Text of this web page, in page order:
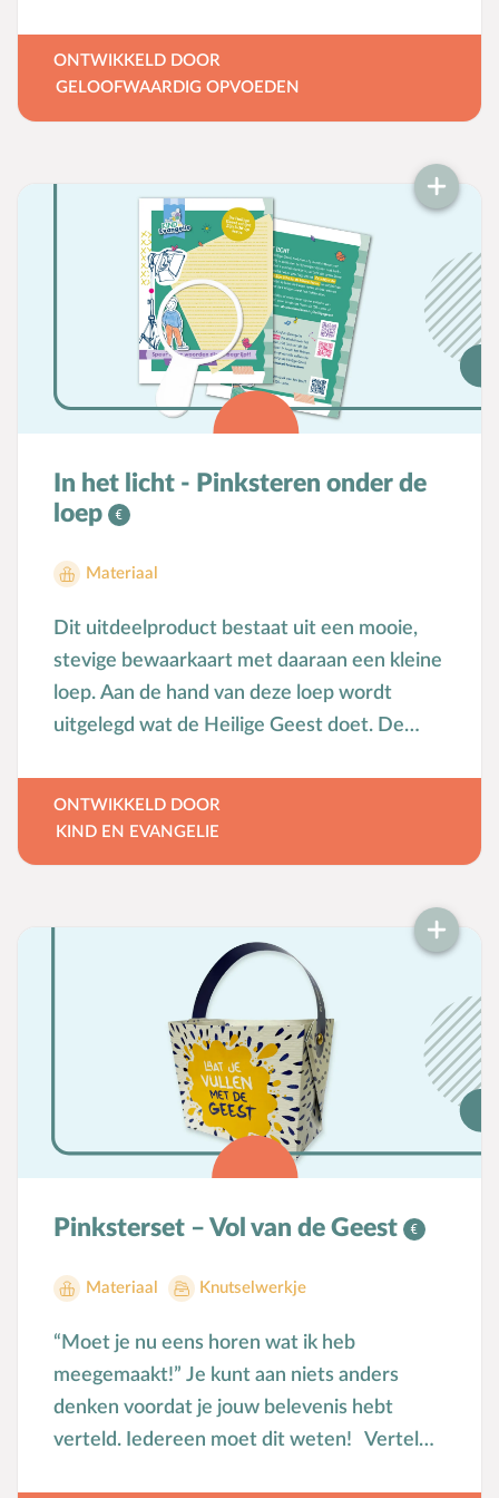
geloofsopvoeding (meer) zicht wilt hebben
volgende leeftijdsfasen: 0-1 jaar, 1-3 jaar, 4-
6 jaar, 7-10 jaar, 10-13 jaar en 14-18 jaar.
ONTWIKKELD DOOR
GELOOFWAARDIG OPVOEDEN
In het licht - Pinksteren onder de
loep
Materiaal
Dit uitdeelproduct bestaat uit een mooie,
stevige bewaarkaart met daaraan een kleine
loep. Aan de hand van deze loep wordt
uitgelegd wat de Heilige Geest doet. De
de Heilige Geest beter te begrijpen. Dit
bijbelse kernwoord Heilige Geest dichtbij
het kinderhart te brengen. Deel dit product
uit aan de kinderen van je zondagsschool,
club of in je gezin. Abonnementen Kind en
EvangelieWil je alle producten automatisch
thuisbezorgd krijgen? Word dan abonnee en
steun daarmee ook het werk van Kind en
Evangelie. Ga naar
www.kindenevangelie.nl/abonnee.
ONTWIKKELD DOOR
KIND EN EVANGELIE
Pinksterset – Vol van de Geest
Materiaal Knutselwerkje
“Moet je nu eens horen wat ik heb
meegemaakt!” Je kunt aan niets anders
denken voordat je jouw belevenis hebt
verteld. Iedereen moet dit weten! Vertel